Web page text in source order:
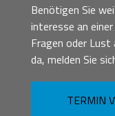
Benötigen Sie
interesse an
Fragen oder
da, melden Sie
TERMIN